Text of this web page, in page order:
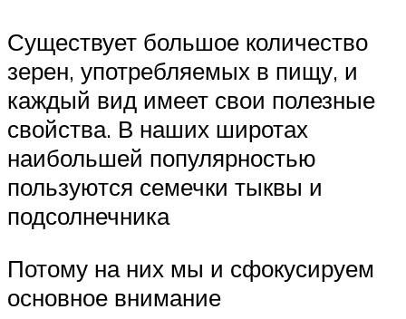
Существует большое количество
зерен, употребляемых в пищу, и
каждый вид имеет свои полезные
свойства. В наших широтах
наибольшей популярностью
пользуются семечки тыквы и
подсолнечника
Потому на них мы и сфокусируем
основное внимание